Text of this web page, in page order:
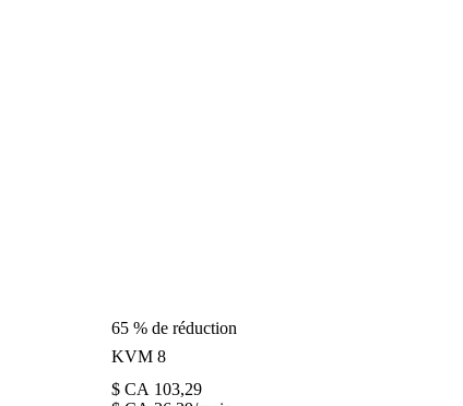
65 % de réduction
KVM 8
$ CA 103,29